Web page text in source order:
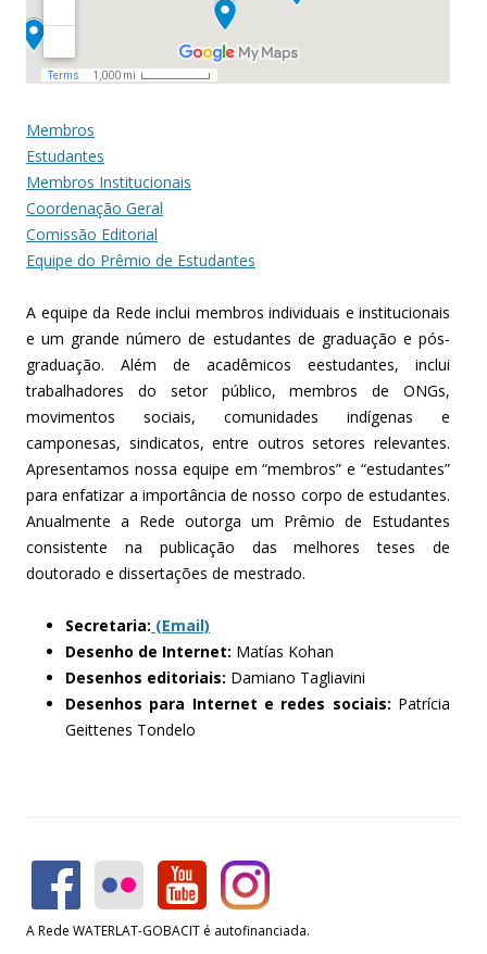
Membros
Estudantes
Membros Institucionais
Coordenação Geral
Comissão Editorial
Equipe do Prêmio de Estudantes
A equipe da Rede inclui membros individuais e institucionais
e um grande número de estudantes de graduação e pós-
graduação. Além de acadêmicos eestudantes, inclui
trabalhadores do setor público, membros de ONGs,
movimentos sociais, comunidades indígenas e
camponesas, sindicatos, entre outros setores relevantes.
Apresentamos nossa equipe em “membros” e “estudantes”
para enfatizar a importância de nosso corpo de estudantes.
Anualmente a Rede outorga um Prêmio de Estudantes
consistente na publicação das melhores teses de
doutorado e dissertações de mestrado.
Secretaria: (Email)
Desenho de Internet: Matías Kohan
Desenhos editoriais: Damiano Tagliavini
Desenhos para Internet e redes sociais: Patrícia
Geittenes Tondelo
A Rede WATERLAT-GOBACIT é autofinanciada.